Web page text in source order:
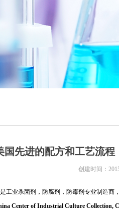
国先进的配方和工艺流程
工业杀菌剂，防腐剂，防霉剂专业制造商
Center of Industrial Culture Collection,
创建时间：